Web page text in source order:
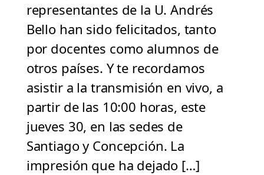
representantes de la U. Andrés
Bello han sido felicitados, tanto
por docentes como alumnos de
otros países. Y te recordamos
asistir a la transmisión en vivo, a
partir de las 10:00 horas, este
jueves 30, en las sedes de
Santiago y Concepción. La
impresión que ha dejado […]